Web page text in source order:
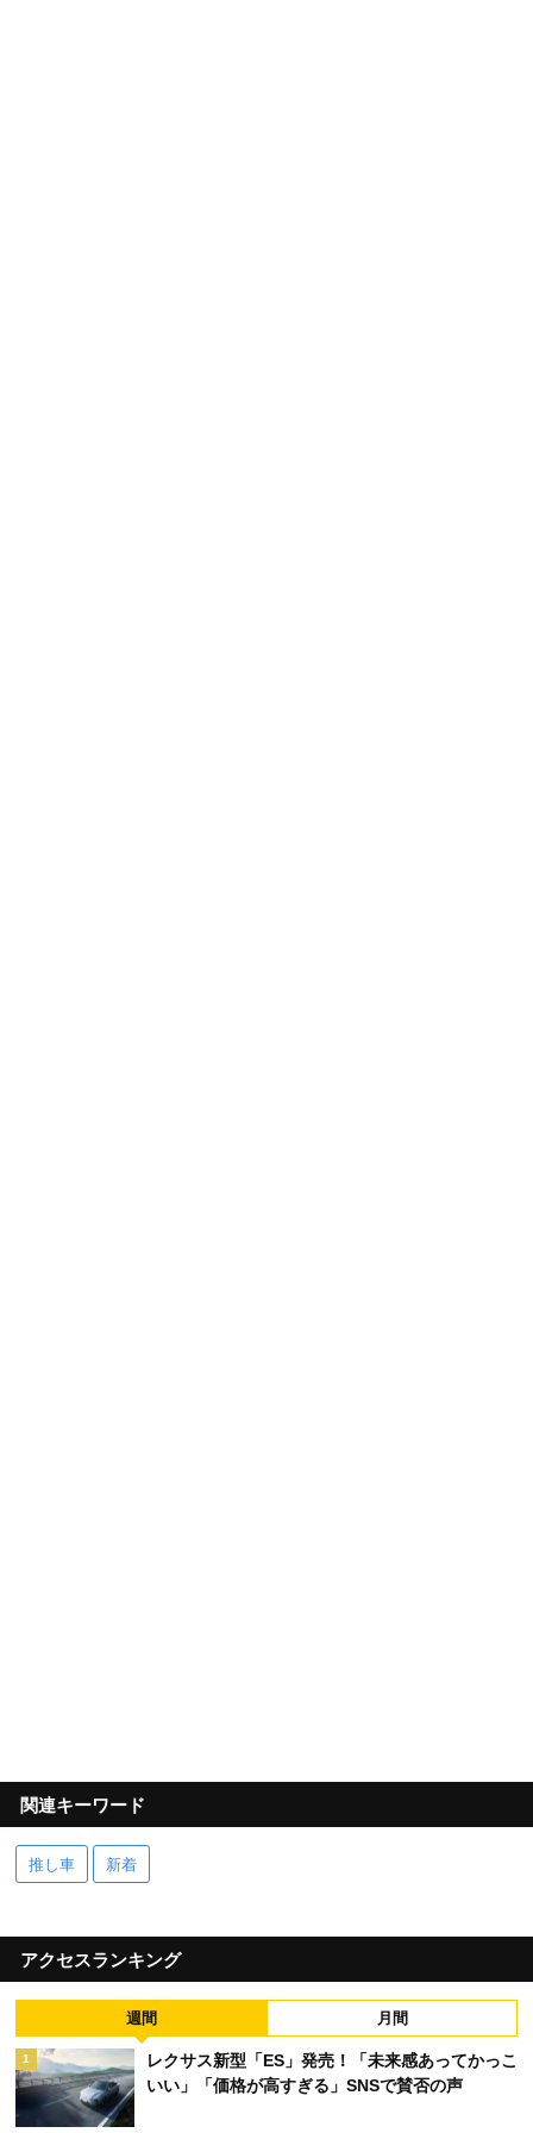
関連キーワード
推し車 新着
アクセスランキング
週間 月間
1
レクサス新型「ES」発売！「未来感あってかっこ
いい」「価格が高すぎる」SNSで賛否の声